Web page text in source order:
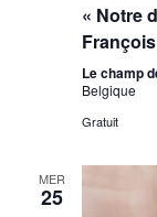
« Notre
Le champ
Belgique
Gratuit
MER
25